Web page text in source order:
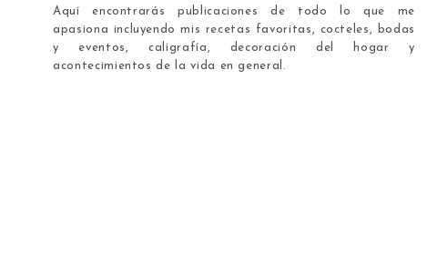
Aquí encontrarás publicaciones de todo lo que me
apasiona incluyendo mis recetas favoritas, cocteles, bodas
y eventos, caligrafía, decoración del hogar y
acontecimientos de la vida en general.